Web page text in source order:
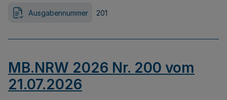
Ausgabennummer 201
MB.NRW 2026 Nr. 200 vom
21.07.2026